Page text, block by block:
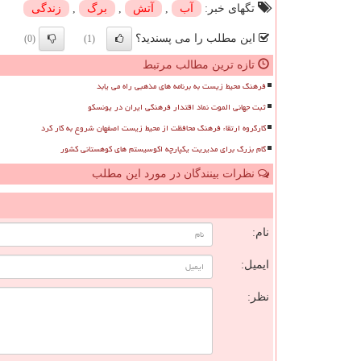
تگهای خبر: آب آتش برگ زندگی
این مطلب را می پسندید؟ (1)
(0)
تازه ترین مطالب مرتبط
فرهنگ محیط زیست به برنامه های مذهبی راه می یابد
ثبت جهانی الموت نماد اقتدار فرهنگی ایران در یونسکو
کارگروه ارتقاء فرهنگ محافظت از محیط زیست اصفهان شروع به کار کرد
گام بزرگ برای مدیریت یکپارچه اکوسیستم های کوهستانی کشور
نظرات بینندگان در مورد این مطلب
نام:
ایمیل:
نظر: